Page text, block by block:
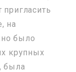
на
было
крупных
была